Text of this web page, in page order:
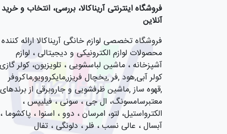
فروشگاه اینترنتی آریناکالا، بررسی، انتخاب و خرید
آنلاین
فروشگاه تخصصی لوازم خانگی آریناکالا ارائه کننده
محصولات لوازم الکترونیکی و دیجیتالی ، لوازم
آشپزخانه ، ماشین لباسشویی ، تلویزیون، کولر
کولر آبی,هود ,فر ,یخچال فریزر,مایکروویو,ماکروفر
,قهوه ساز ,ماشین ظرفشویی و جاروبرقی از برندهای
معتبرسامسونگ، ال جی ، سونی ، فیلیپس ،
الکترواستیل، لتو، امرسان ، دوو ، اسنوا ، پاکشوما ،
آبسال ، عالی نسب ، فلر ، دلونگی ، تفال